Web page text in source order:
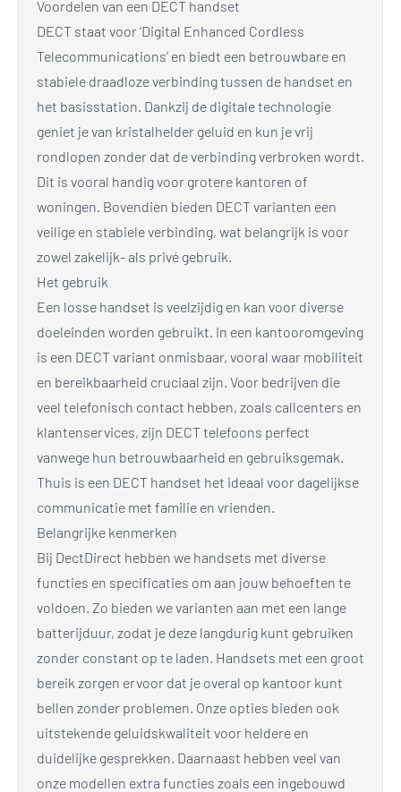
Voordelen van een DECT handset
DECT staat voor ‘Digital Enhanced Cordless
Telecommunications’ en biedt een betrouwbare en
stabiele draadloze verbinding tussen de handset en
het basisstation. Dankzij de digitale technologie
geniet je van kristalhelder geluid en kun je vrij
rondlopen zonder dat de verbinding verbroken wordt.
Dit is vooral handig voor grotere kantoren of
woningen. Bovendien bieden DECT varianten een
veilige en stabiele verbinding, wat belangrijk is voor
zowel zakelijk- als privé gebruik.
Het gebruik
Een losse handset is veelzijdig en kan voor diverse
doeleinden worden gebruikt. In een kantooromgeving
is een DECT variant onmisbaar, vooral waar mobiliteit
en bereikbaarheid cruciaal zijn. Voor bedrijven die
veel telefonisch contact hebben, zoals callcenters en
klantenservices, zijn DECT telefoons perfect
vanwege hun betrouwbaarheid en gebruiksgemak.
Thuis is een DECT handset het ideaal voor dagelijkse
communicatie met familie en vrienden.
Belangrijke kenmerken
Bij DectDirect hebben we handsets met diverse
functies en specificaties om aan jouw behoeften te
voldoen. Zo bieden we varianten aan met een lange
batterijduur, zodat je deze langdurig kunt gebruiken
zonder constant op te laden. Handsets met een groot
bereik zorgen ervoor dat je overal op kantoor kunt
bellen zonder problemen. Onze opties bieden ook
uitstekende geluidskwaliteit voor heldere en
duidelijke gesprekken. Daarnaast hebben veel van
onze modellen extra functies zoals een ingebouwd